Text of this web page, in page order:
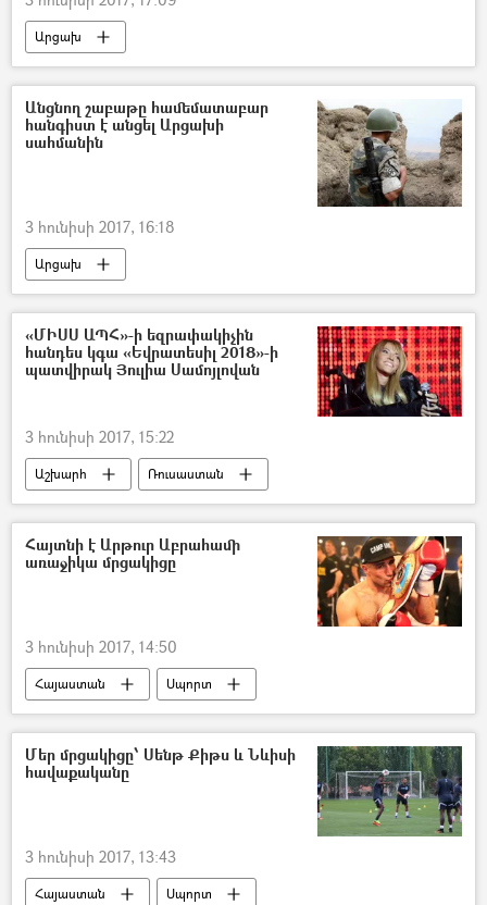
Արցախ
Անցնող շաբաթը համեմատաբար
հանգիստ է անցել Արցախի
սահմանին
3 հունիսի 2017, 16:18
Արցախ
«ՄԻՍՍ ԱՊՀ»-ի եզրափակիչին
հանդես կգա «Եվրատեսիլ 2018»-ի
պատվիրակ Յուլիա Սամոյլովան
3 հունիսի 2017, 15:22
Աշխարհ Ռուսաստան
Հայտնի է Արթուր Աբրահամի
առաջիկա մրցակիցը
3 հունիսի 2017, 14:50
Հայաստան Սպորտ
Մեր մրցակիցը՝ Սենթ Քիթս և Նևիսի
հավաքականը
3 հունիսի 2017, 13:43
Հայաստան Սպորտ